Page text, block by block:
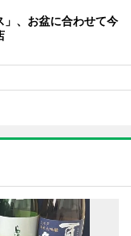
」、お盆に合わせて今